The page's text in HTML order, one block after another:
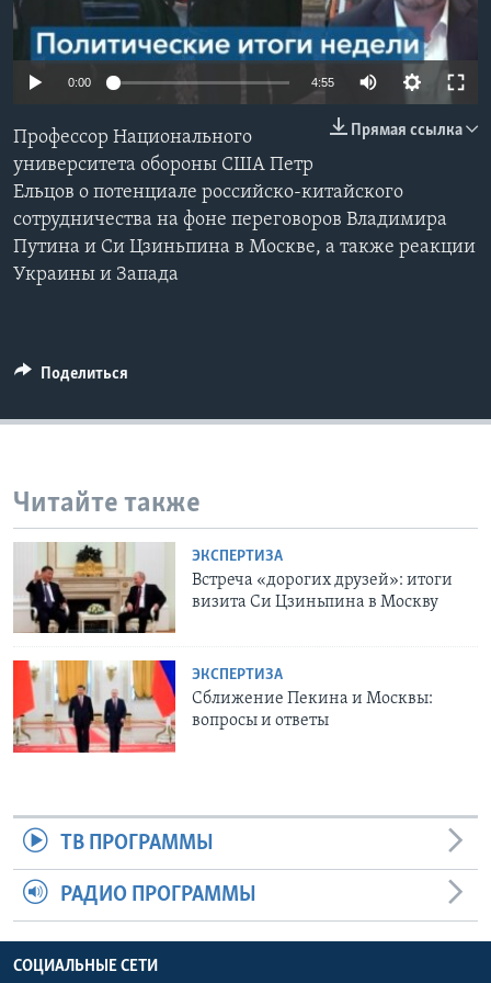
Learning English
Языки
0:00 4:55
Прямая ссылка
Профессор Национального
университета обороны США Петр
Ельцов о потенциале российско-китайского
сотрудничества на фоне переговоров Владимира
Путина и Си Цзиньпина в Москве, а также реакции
Украины и Запада
Поделиться
Читайте также
ЭКСПЕРТИЗА
Встреча «дорогих друзей»: итоги
визита Си Цзиньпина в Москву
ЭКСПЕРТИЗА
Сближение Пекина и Москвы:
вопросы и ответы
ТВ ПРОГРАММЫ
РАДИО ПРОГРАММЫ
СОЦИАЛЬНЫЕ СЕТИ